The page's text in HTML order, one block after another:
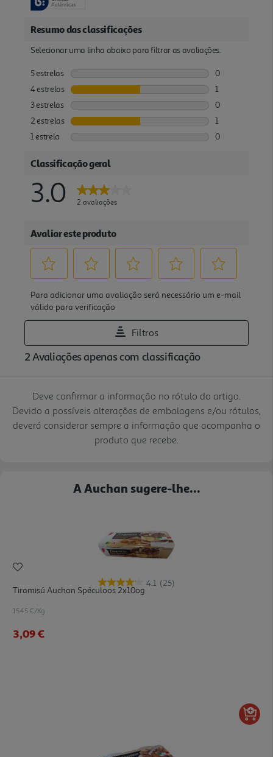
Deve confirmar a informação no rótulo do artigo.
Devido a possíveis alterações de embalagens e/ou rótulos,
deverá considerar sempre a informação que acompanha o
produto que recebe.
A Auchan sugere-lhe...
4.1 (25)
Tiramisú Auchan Spéculoos 2x10og
15.45 €/Kg
3,09 €